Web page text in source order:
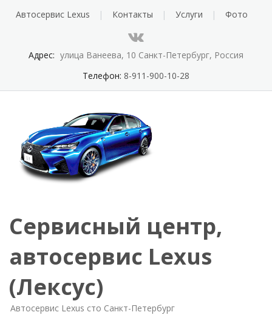
Автосервис Lexus Контакты Услуги Фото
Адрес: улица Ванеева, 10 Санкт-Петербург, Россия
Телефон: 8-911-900-10-28
Сервисный центр,
автосервис Lexus
(Лексус)
Автосервис Lexus сто Санкт-Петербург